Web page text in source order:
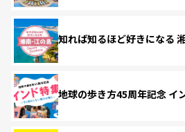
知れば知るほど好きになる
地球の歩き方45周年記念 イ